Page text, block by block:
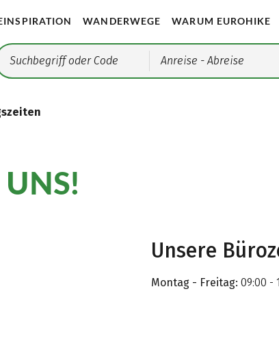
WANDERWEGE WARUM EUROHIKE
Anreise - Abreise
Unsere
Montag - Freitag: 09:00 -